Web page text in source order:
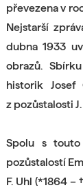
převezena v
Nejstarší
dubna 1933
obrazů.
historik
z pozůstalosti J.
Spolu s touto
pozůstalostí
F. Uhl (*1864